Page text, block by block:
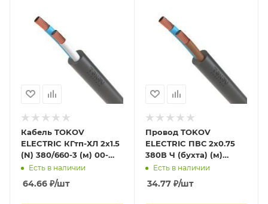
Кабель TOKOV
ELECTRIC КГтп-ХЛ 2х1.5
(N) 380/660-3 (м) 00-
00027180
Есть в наличии
64.66 ₽/шт
Провод TOKOV
ELECTRIC ПВС 2х0.75
380В Ч (бухта) (м)
1945477
Есть в наличии
34.77₽/шт